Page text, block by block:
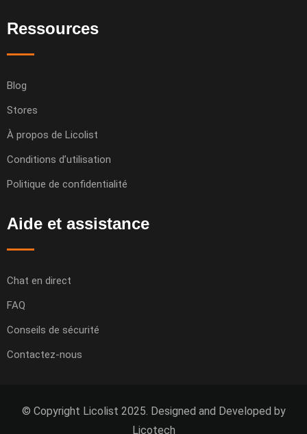
Ressources
Blog
Stores
À propos de Licolist
Conditions d’utilisation
Politique de confidentialité
Aide et assistance
Chat en direct
FAQ
Conseils de sécurité
Contactez-nous
© Copyright Licolist 2025. Designed and Developed by
Licotech